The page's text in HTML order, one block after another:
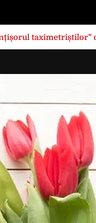
taximetriștilor”